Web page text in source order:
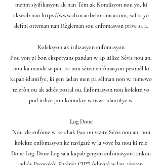
menm siyifikasyon ak nan Tèm ak Kondisyon nou yo, ki
aksesib nan https://www.afrocaribebotanica.com , sof si yo
defini otreman nan Règleman sou enfòmasyon prive sa a.
Koleksyon ak itilizasyon enfòmasyon
Pou yon pi bon eksperyans pandan w ap itilize Sèvis nou an,
nou ka mande w pou ba nou sèten enfòmasyon pèsonèl ki
kapab idantifye, ki gen ladan men pa sèlman non w, nimewo
telefòn ou ak adrès postal ou. Enfòmasyon nou kolekte yo
pral itilize pou kontakte w oswa idantifye w.
Log Done
Nou vle enfòme w ke chak fwa ou vizite Sèvis nou an, nou
kolekte enfòmasyon ke navigatè w la voye ba nou ki rele
Done Log. Done Log sa a kapab genyen enfòmasyon tankou